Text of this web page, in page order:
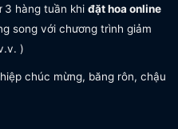
3 hàng tuần khi đặt hoa online
song với chương trình giảm
)
chúc mừng, băng rôn, chậu